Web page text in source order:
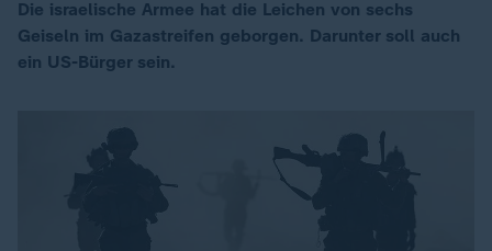
Die israelische Armee hat die Leichen von sechs
Geiseln im Gazastreifen geborgen. Darunter soll auch
ein US-Bürger sein.